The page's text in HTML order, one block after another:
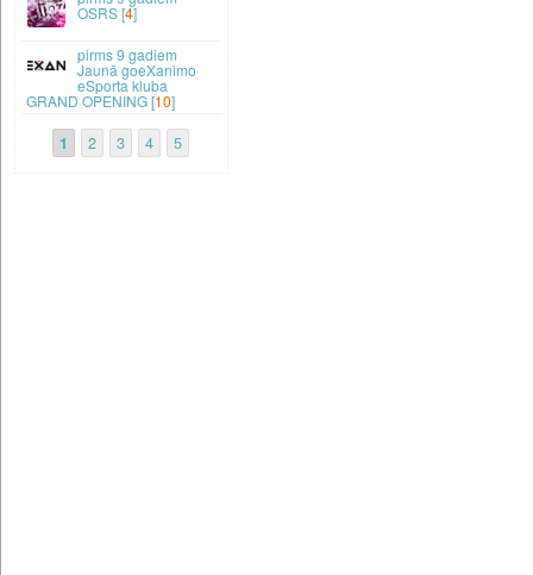
OSRS [4]
9 gadiem
Jaunā goeXanimo
eSporta kluba
GRAND OPENING [10]
1 2 3 4 5